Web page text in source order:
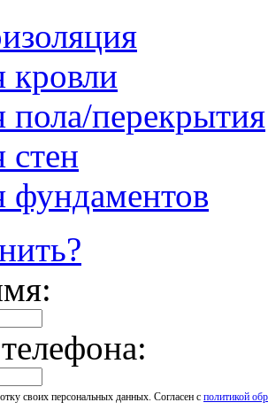
кровли
пола/перекрытия
стен
фундаментов
своих персональных данных. Согласен с политикой